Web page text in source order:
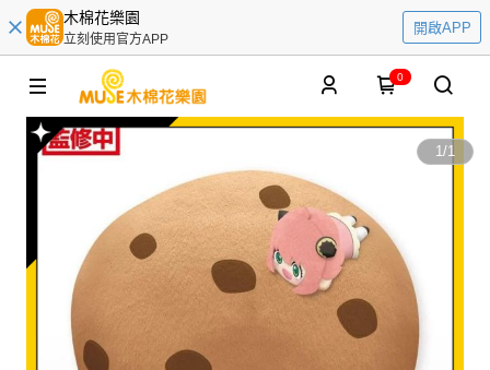
木棉花樂園
立刻使用官方APP
開啟APP
0
1/1